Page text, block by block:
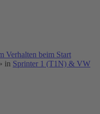
Verhalten beim Start
in Sprinter 1 (T1N) & VW